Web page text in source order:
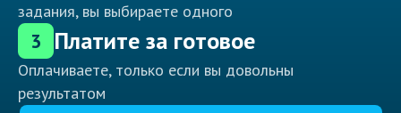
задания, вы выбираете одного
3 Платите за готовое
Оплачиваете, только если вы довольны
результатом